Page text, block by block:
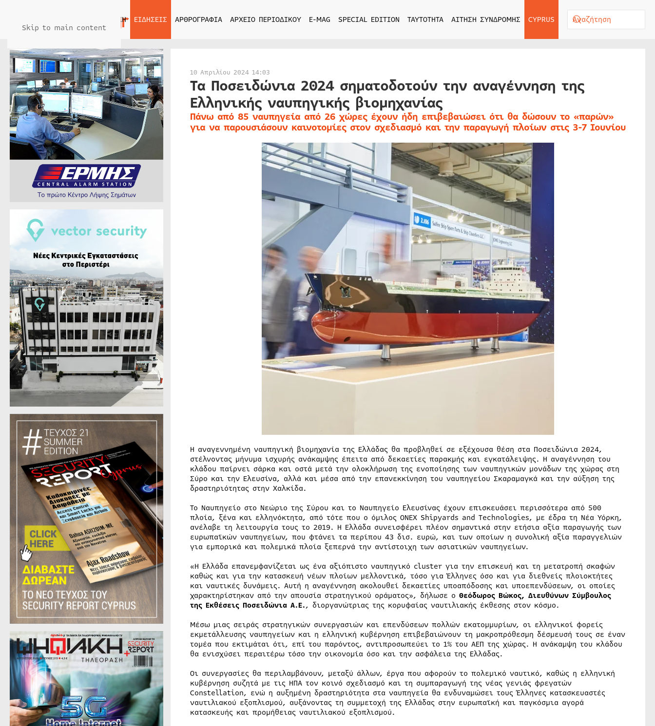
Skip to main content
ΑΡΧΙΚΗ ΕΙΔΗΣΕΙΣ ΑΡΘΡΟΓΡΑΦΙΑ ΑΡΧΕΙΟ ΠΕΡΙΟΔΙΚΟΥ E-MAG SPECIAL EDITION ΤΑΥΤΟΤΗΤΑ ΑΙΤΗΣΗ ΣΥΝΔΡΟΜΗΣ CYPRUS
10 Απριλίου 2024 14:03
Τα Ποσειδώνια 2024 σηματοδοτούν την αναγέννηση της
Ελληνικής ναυπηγικής βιομηχανίας
Πάνω από 85 ναυπηγεία από 26 χώρες έχουν ήδη επιβεβαιώσει ότι θα δώσουν το «παρών»
για να παρουσιάσουν καινοτομίες στον σχεδιασμό και την παραγωγή πλοίων στις 3-7 Ιουνίου
Η αναγεννημένη ναυπηγική βιομηχανία της Ελλάδας θα προβληθεί σε εξέχουσα θέση στα Ποσειδώνια 2024,
στέλνοντας μήνυμα ισχυρής ανάκαμψης έπειτα από δεκαετίες παρακμής και εγκατάλειψης. Η αναγέννηση του
κλάδου παίρνει σάρκα και οστά μετά την ολοκλήρωση της ενοποίησης των ναυπηγικών μονάδων της χώρας στη
Σύρο και την Ελευσίνα, αλλά και μέσα από την επανεκκίνηση του ναυπηγείου Σκαραμαγκά και την αύξηση της
δραστηριότητας στην Χαλκίδα.
Το Ναυπηγείο στο Νεώριο της Σύρου και το Ναυπηγείο Ελευσίνας έχουν επισκευάσει περισσότερα από 500
πλοία, ξένα και ελληνόκτητα, από τότε που ο όμιλος ONEX Shipyards and Technologies, με έδρα τη Νέα Υόρκη,
ανέλαβε τη λειτουργία τους το 2019. Η Ελλάδα συνεισφέρει πλέον σημαντικά στην ετήσια αξία παραγωγής των
ευρωπαϊκών ναυπηγείων, που φτάνει τα περίπου 43 δισ. ευρώ, και των οποίων η συνολική αξία παραγγελιών
για εμπορικά και πολεμικά πλοία ξεπερνά την αντίστοιχη των ασιατικών ναυπηγείων.
«Η Ελλάδα επανεμφανίζεται ως ένα αξιόπιστο ναυπηγικό cluster για την επισκευή και τη μετατροπή σκαφών
καθώς και για την κατασκευή νέων πλοίων μελλοντικά, τόσο για Έλληνες όσο και για διεθνείς πλοιοκτήτες
και ναυτικές δυνάμεις. Αυτή η αναγέννηση ακολουθεί δεκαετίες υποαπόδοσης και υποεπενδύσεων, οι οποίες
χαρακτηρίστηκαν από την απουσία στρατηγικού οράματος», δήλωσε ο Θεόδωρος Βώκος, Διευθύνων Σύμβουλος
της Εκθέσεις Ποσειδώνια Α.Ε., διοργανώτριας της κορυφαίας ναυτιλιακής έκθεσης στον κόσμο.
Μέσω μιας σειράς στρατηγικών συνεργασιών και επενδύσεων πολλών εκατομμυρίων, οι ελληνικοί φορείς
εκμετάλλευσης ναυπηγείων και η ελληνική κυβέρνηση επιβεβαιώνουν τη μακροπρόθεσμη δέσμευσή τους σε έναν
τομέα που εκτιμάται ότι, επί του παρόντος, αντιπροσωπεύει το 1% του ΑΕΠ της χώρας. Η ανάκαμψη του κλάδου
θα ενισχύσει περαιτέρω τόσο την οικονομία όσο και την ασφάλεια της Ελλάδας.
Οι συνεργασίες θα περιλαμβάνουν, μεταξύ άλλων, έργα που αφορούν το πολεμικό ναυτικό, καθώς η ελληνική
κυβέρνηση συζητά με τις ΗΠΑ τον κοινό σχεδιασμό και τη συμπαραγωγή της νέας γενιάς φρεγατών
Constellation, ενώ η αυξημένη δραστηριότητα στα ναυπηγεία θα ενδυναμώσει τους Έλληνες κατασκευαστές
ναυτιλιακού εξοπλισμού, αυξάνοντας τη συμμετοχή της Ελλάδας στην ευρωπαϊκή και παγκόσμια αγορά
κατασκευής και προμήθειας ναυτιλιακού εξοπλισμού.